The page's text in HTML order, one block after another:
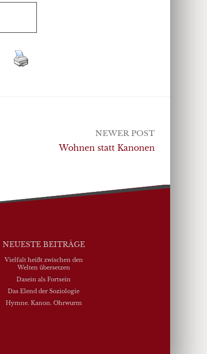
NEWER POST
Wohnen statt Kanonen
NEUESTE BEITRÄGE
Vielfalt heißt zwischen den
Welten übersetzen
Dasein als Fortsein
Das Elend der Soziologie
Hymne. Kanon. Ohrwurm